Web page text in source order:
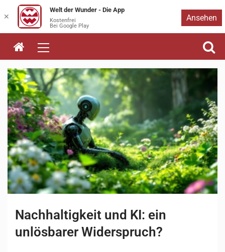
Zum
Inhalt
springen
Nachhaltigkeit und KI: ein
unlösbarer Widerspruch?
✕
Welt der Wunder - Die App
Kostenfrei
Bei Google Play
Ansehen